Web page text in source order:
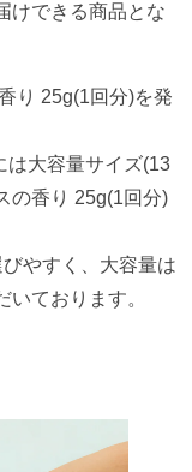
けできる商品とな
り 25g(1回分)を発
は大容量サイズ(13
の香り 25g(1回分)
やすく、大容量は
ております。